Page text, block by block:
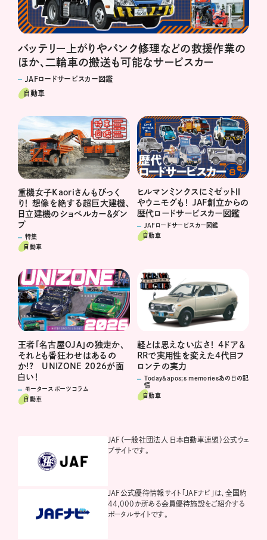
バッテリー上がりやパンク修理などの救援作業の
ほか、二輪車の搬送も可能なサービスカー
JAFロードサービスカー図鑑
自動車
重機女子Kaoriさんもびっく
り！ 想像を絶する超巨大建機、
日立建機のショベルカー＆ダン
プ
特集
自動車
ヒルマンミンクスにミゼットⅡ
やウニモグも！ JAF創立からの
歴代ロードサービスカー図鑑
JAFロードサービスカー図鑑
自動車
王者「名古屋OJA」の独走か、
それとも番狂わせはあるの
か!? UNIZONE 2026が面
白い！
モータースポーツコラム
自動車
軽とは思えない広さ！ 4ドア＆
RRで実用性を変えた4代目フ
ロンテの実力
Today&apos;s memoriesあの日の記
憶
自動車
JAF（一般社団法人 日本自動車連盟）公式ウェ
ブサイトです。
JAF公式優待情報サイト「JAFナビ」は、全国約
44,000か所ある会員優待施設をご紹介する
ポータルサイトです。